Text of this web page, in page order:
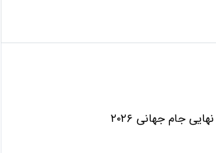
جام جهانی ۲۰۲۶